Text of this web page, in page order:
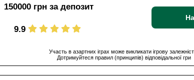
150000 грн за депозит
9.9
Участь в азартних іграх може викликати ігрову
Дотримуйтеся правил (принципів) відповідальної гри